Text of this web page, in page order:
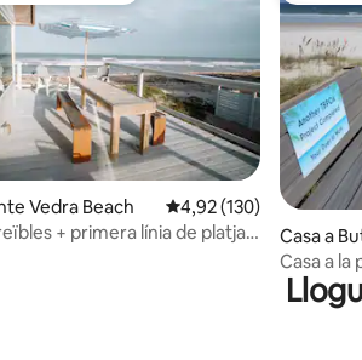
Vedra Beach 4,92 de puntuació
4,92 (130)
+ primera línia de platja |
Casa a
Casa a la
distància